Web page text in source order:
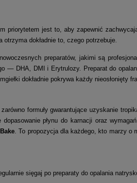
priorytetem jest to, aby zapewnić
dokładnie to, czego potrzebuje.
preparatów, jakimi są
— DHA, DMI i Erytrulozy. Preparat do
dokładnie pokrywa każdy nieosłonięty
formuły gwarantujące uzyskanie
płynu do karnacji oraz
. To propozycja dla każdego, kto marzy o
sięgaj po preparaty do opalania